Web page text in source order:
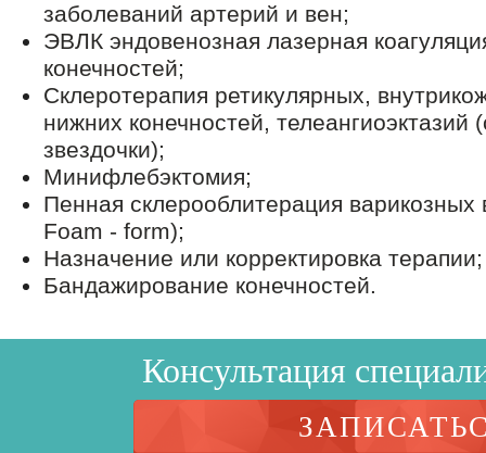
заболеваний артерий и вен;
ЭВЛК эндовенозная лазерная
конечностей;
Склеротерапия ретикулярных,
нижних конечностей, телеангиоэктазий
звездочки);
Минифлебэктомия;
Пенная склерооблитерация варикозных
Foam - form);
Назначение или корректировка терапии;
Бандажирование конечностей.
Консультация